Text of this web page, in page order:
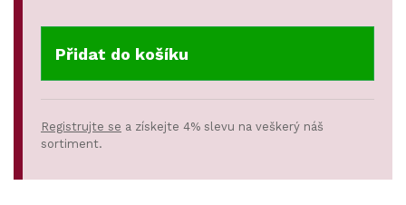
Přidat do košíku
Registrujte se a získejte 4% slevu na veškerý náš
sortiment.